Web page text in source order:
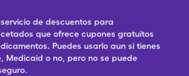
de descuentos para
que ofrece cupones gratuitos
Puedes usarlo aun si tienes
Medicaid o no, pero no se puede